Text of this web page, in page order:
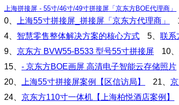
上海拼接屏 - 55寸/46寸/49寸拼接屏「京东方BOE代理商」
0、 上海55寸拼接屏_拼接屏「京东方代理商」
4、 智慧零售整体解决方案的核心方式 5、 联系
9、 京东方 BVW55-B533 型号55寸拼接屏 10、
15、 - 京东方BOE画屏 高清电子智能云存储照片
20、
上海55寸拼接屏案例【区信访局】 21、
24、 京东方110寸一体机【上海柏悦酒店案例】